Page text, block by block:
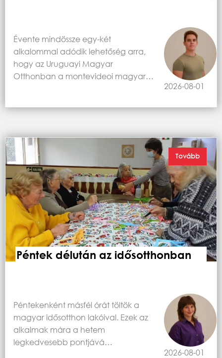
2026-08-01
Évente mindössze egy-két
alkalommal adódik lehetőség arra,
hogy az Uruguayi Magyar
Otthonban a montevideoi magyar…
Péntek délután az idősotthonban
2026-08-01
Péntekenként másfél órát töltök a
magyar idősotthon lakóival. Ezek az
alkalmak mára a hetem
legkedvesebb pontjává…
Tovább